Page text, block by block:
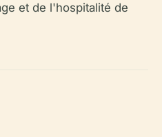
et de l'hospitalité de